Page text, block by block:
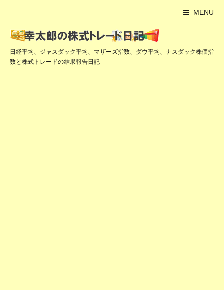
MENU
日経平均、ジャスダック平均、マザーズ指数、ダウ平均、ナスダック株価指
数と株式トレードの結果報告日記